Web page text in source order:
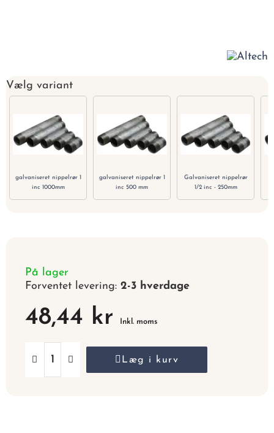
Vælg variant
galvaniseret nippelrør 1
inc 1000mm
galvaniseret nippelrør 1
inc 500 mm
Galvaniseret nippelrør
1/2 inc - 250mm
På lager
Forventet levering: 2-3 hverdage
48,44 kr Inkl. moms
Læg i kurv